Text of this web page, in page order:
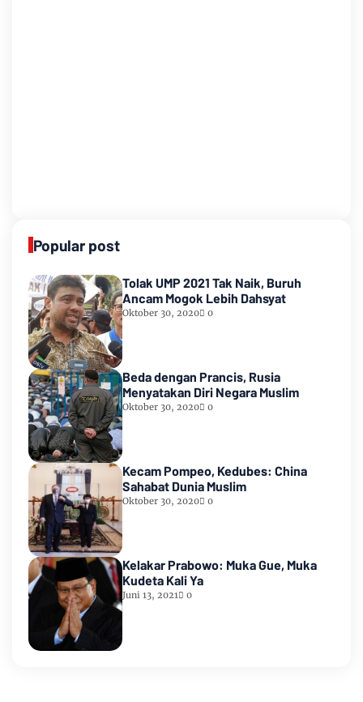
Popular post
Tolak UMP 2021 Tak Naik, Buruh
Ancam Mogok Lebih Dahsyat
Oktober 30, 2020 0
Beda dengan Prancis, Rusia
Menyatakan Diri Negara Muslim
Oktober 30, 2020 0
Kecam Pompeo, Kedubes: China
Sahabat Dunia Muslim
Oktober 30, 2020 0
Kelakar Prabowo: Muka Gue, Muka
Kudeta Kali Ya
Juni 13, 2021 0